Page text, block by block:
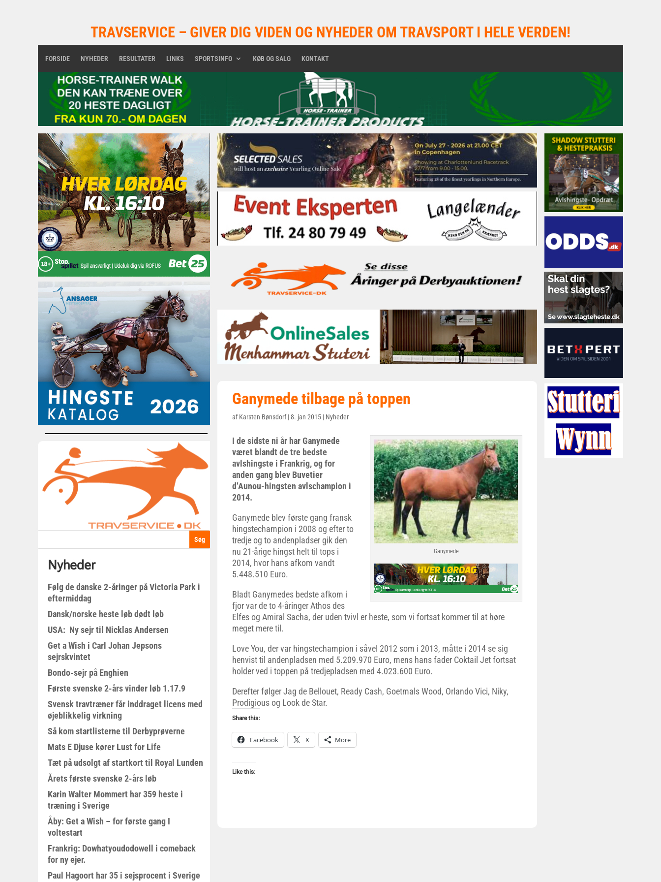
TRAVSERVICE – GIVER DIG VIDEN OG NYHEDER OM TRAVSPORT I HELE VERDEN!
FORSIDE NYHEDER RESULTATER LINKS SPORTSINFO KØB OG SALG KONTAKT
Nyheder
Følg de danske 2-åringer på Victoria Park i
eftermiddag
Dansk/norske heste løb dødt løb
USA: Ny sejr til Nicklas Andersen
Get a Wish i Carl Johan Jepsons
sejrskvintet
Bondo-sejr på Enghien
Første svenske 2-års vinder løb 1.17.9
Svensk travtræner får inddraget licens med
øjeblikkelig virkning
Så kom startlisterne til Derbyprøverne
Mats E Djuse kører Lust for Life
Tæt på udsolgt af startkort til Royal Lunden
Årets første svenske 2-års løb
Karin Walter Mommert har 359 heste i
træning i Sverige
Åby: Get a Wish – for første gang I
voltestart
Frankrig: Dowhatyoudodowell i comeback
for ny ejer.
Paul Hagoort har 35 i sejsprocent i Sverige
Ganymede tilbage på toppen
afKarsten Bønsdorf|8. jan 2015 | Nyheder
Ganymede
I de sidste ni år har Ganymede
været blandt de tre bedste
avlshingste i Frankrig, og for
anden gang blev Buvetier
d’Aunou-hingsten avlschampion i
2014.
Ganymede blev første gang fransk
hingstechampion i 2008 og efter to
tredje og to andenpladser gik den
nu 21-årige hingst helt til tops i
2014, hvor hans afkom vandt
5.448.510 Euro.
Bladt Ganymedes bedste afkom i
fjor var de to 4-åringer Athos des
Elfes og Amiral Sacha, der uden tvivl er heste, som vi fortsat kommer til at høre
meget mere til.
Love You, der var hingstechampion i såvel 2012 som i 2013, måtte i 2014 se sig
henvist til andenpladsen med 5.209.970 Euro, mens hans fader Coktail Jet fortsat
holder ved i toppen på tredjepladsen med 4.023.600 Euro.
Derefter følger Jag de Bellouet, Ready Cash, Goetmals Wood, Orlando Vici, Niky,
Prodigious og Look de Star.
Share this:
Facebook X More
Like this: